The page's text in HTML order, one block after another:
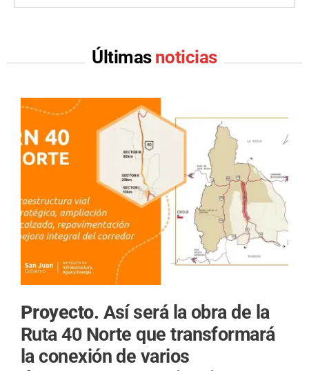
Últimas noticias
Proyecto. Así será la obra de la
Ruta 40 Norte que transformará
la conexión de varios